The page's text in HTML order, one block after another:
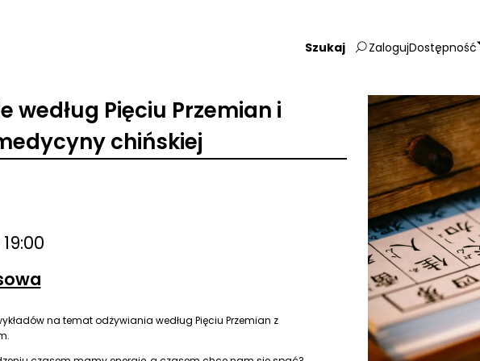
Wpisz
frazę:
ZalogujDostępność
według Pięciu Przemian i
chińskiej
na temat odżywiania według Pięciu Przemian z